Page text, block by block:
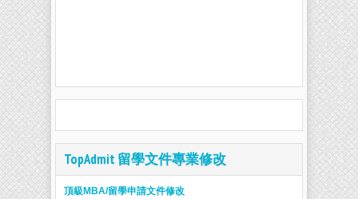
TopAdmit 留學文件專業修改
頂級MBA/留學申請文件修改